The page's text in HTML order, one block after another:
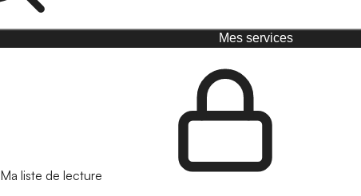
Mes services
Ma liste de lecture